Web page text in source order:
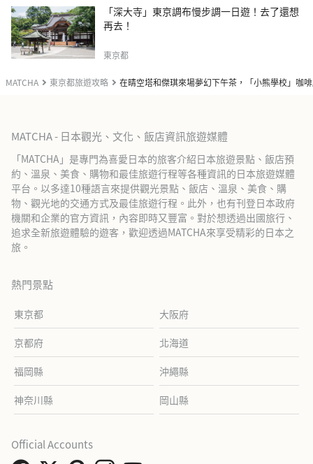
MATCHA 東京都旅遊攻略 在晴空塔和傑琪來場夢幻下午茶，「小熊學校」咖
「深大寺」東京調布慢步調一日遊！去了還想
再去！
東京都
MATCHA - 日本觀光、文化、飯店資訊旅遊媒體
「MATCHA」是專門為喜愛日本的旅客介紹日本旅遊景點、飯店預
約、溫泉、美食、購物和最佳旅遊行程等各種資訊的日本旅遊媒體
平台。以多達10種語言來提供觀光景點、飯店、溫泉、美食、購
物、觀光地的交通方式及最佳旅遊行程。此外，也有刊登日本政府
機關和企業的官方資訊，內容即時又豐富。對於想透過出國旅行、
追求全新旅遊體驗的遊客，歡迎透過MATCHA來享受精彩的日本之
旅。
熱門景點
東京都 大阪府
京都府 北海道
福岡縣 沖繩縣
神奈川縣 岡山縣
Official Accounts